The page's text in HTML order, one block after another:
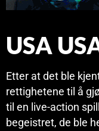
USA
Etter at det ble
rettighetene til å
til en live-action
begeistret, de ble